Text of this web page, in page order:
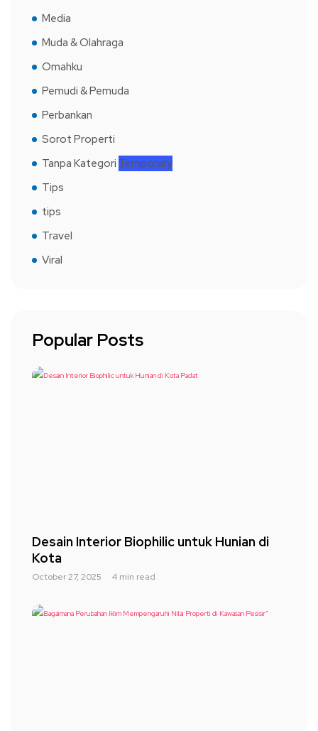
Media
Muda & Olahraga
Omahku
Pemudi & Pemuda
Perbankan
Sorot Properti
Tanpa Kategori Temporary
Tips
tips
Travel
Viral
Popular Posts
Desain Interior Biophilic untuk Hunian di
Kota
October 27, 2025 4 min read